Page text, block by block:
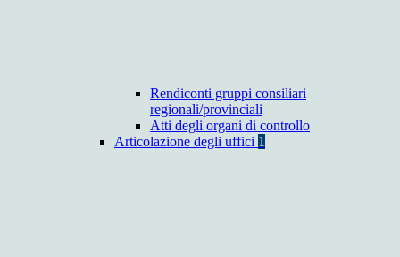
Rendiconti gruppi consiliari
regionali/provinciali
Atti degli organi di controllo
Articolazione degli uffici 1